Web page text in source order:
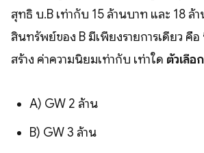
สุทธิ บ.B เท่ากับ 15 ล้านบาท และ 18 ล้
สินทรัพย์ของ B มีเพียงรายการเดียว คื
สร้าง ค่าความนิยมเท่ากับ เท่าใด ตัวเลือ
A) GW 2 ล้าน
B) GW 3 ล้าน